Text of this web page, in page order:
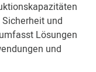
und
Lösungen
und